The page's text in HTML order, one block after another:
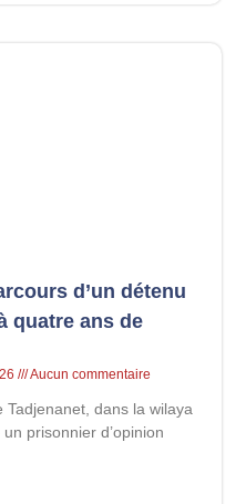
d’un détenu
quatre ans de
Aucun commentaire
dans la wilaya
prisonnier d’opinion